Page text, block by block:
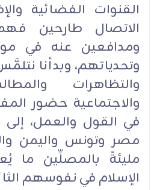
القنوات الفضائية
الاتصال طارحين
ومدافعين عنه في
وتحدياتهم، وبدأنا
والتظاهرات
والاجتماعية حضور
في القول والعمل، إلى
مصر وتونس واليمن
مليئةً بالمصلِّين ما
الإسلام في نفوسهم